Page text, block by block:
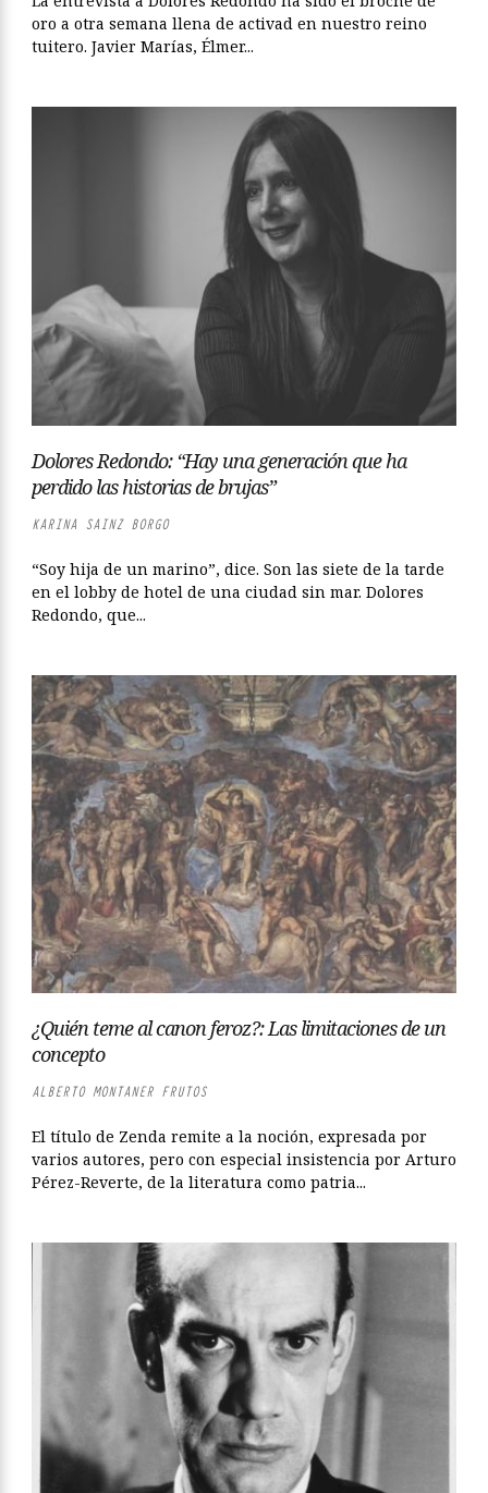
oro a otra semana llena de activad en nuestro reino
tuitero. Javier Marías, Élmer...
Dolores Redondo: “Hay una generación que ha
perdido las historias de brujas”
KARINA SAINZ BORGO
“Soy hija de un marino”, dice. Son las siete de la tarde
en el lobby de hotel de una ciudad sin mar. Dolores
Redondo, que...
¿Quién teme al canon feroz?: Las limitaciones de un
concepto
ALBERTO MONTANER FRUTOS
El título de Zenda remite a la noción, expresada por
varios autores, pero con especial insistencia por Arturo
Pérez-Reverte, de la literatura como patria...